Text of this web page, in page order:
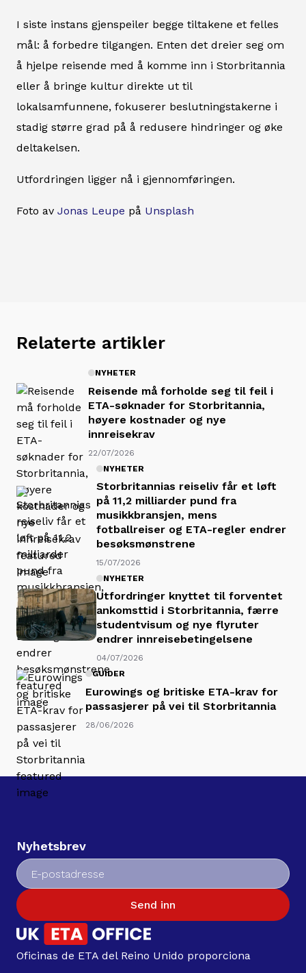
I siste instans gjenspeiler begge tiltakene et felles
mål: å forbedre tilgangen. Enten det dreier seg om
å hjelpe reisende med å komme inn i Storbritannia
eller å bringe kultur direkte ut til
lokalsamfunnene, fokuserer beslutningstakerne i
stadig større grad på å redusere hindringer og øke
deltakelsen.
Utfordringen ligger nå i gjennomføringen.
Foto av Jonas Leupe på Unsplash
Relaterte artikler
NYHETER
Reisende må forholde seg til feil i
ETA-søknader for Storbritannia,
høyere kostnader og nye
innreisekrav
22/07/2026
NYHETER
Storbritannias reiseliv får et løft
på 11,2 milliarder pund fra
musikkbransjen, mens
fotballreiser og ETA-regler endrer
besøksmønstrene
15/07/2026
NYHETER
Utfordringer knyttet til forventet
ankomsttid i Storbritannia, færre
studentvisum og nye flyruter
endrer innreisebetingelsene
04/07/2026
GUIDER
Eurowings og britiske ETA-krav for
passasjerer på vei til Storbritannia
28/06/2026
Nyhetsbrev
Send inn
Oficinas de ETA del Reino Unido proporciona